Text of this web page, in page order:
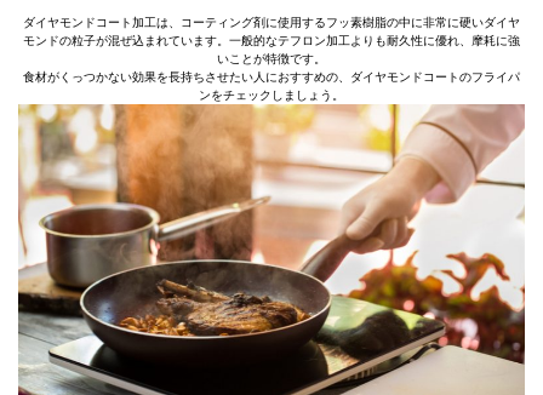
ダイヤモンドコート加工は、コーティング剤に使用するフッ素樹脂の中に非常に硬いダイヤ
モンドの粒子が混ぜ込まれています。一般的なテフロン加工よりも耐久性に優れ、摩耗に強
いことが特徴です。
食材がくっつかない効果を長持ちさせたい人におすすめの、ダイヤモンドコートのフライパ
ンをチェックしましょう。